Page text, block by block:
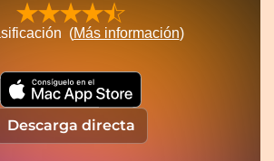
(Más información)
Descarga directa